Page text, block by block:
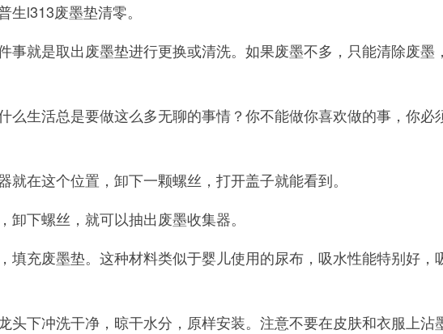
生l313废墨垫清零。
事就是取出废墨垫进行更换或清洗。如果废墨不多，只能清除废墨
么生活总是要做这么多无聊的事情？你不能做你喜欢做的事，你必
就在这个位置，卸下一颗螺丝，打开盖子就能看到。
卸下螺丝，就可以抽出废墨收集器。
填充废墨垫。这种材料类似于婴儿使用的尿布，吸水性能特别好，
头下冲洗干净，晾干水分，原样安装。注意不要在皮肤和衣服上沾